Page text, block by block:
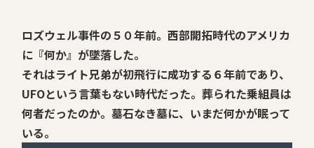
ロズウェル事件の５０年前。西部開拓時代のアメリカ
に『何か』が墜落した。
それはライト兄弟が初飛行に成功する６年前であり、
UFOという言葉もない時代だった。葬られた乗組員は
何者だったのか。墓石なき墓に、いまだ何かが眠って
いる。